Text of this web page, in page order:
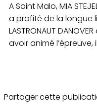
A Saint Malo, MIA
a profité de la longue
LASTRONAUT
avoir animé
Partager cette